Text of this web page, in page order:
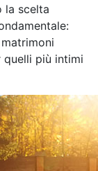
la scelta
quelli più intimi